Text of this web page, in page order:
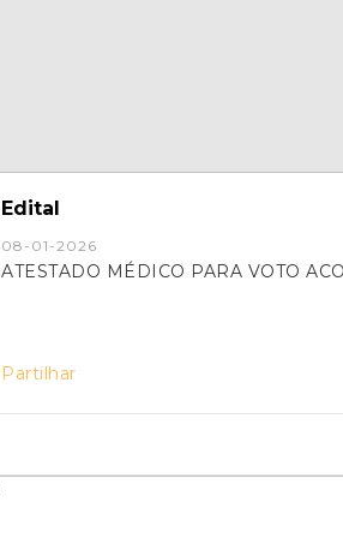
Edital
08-01-2026
ATESTADO MÉDICO PARA VOTO
Partilhar